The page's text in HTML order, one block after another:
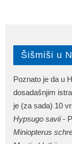
Šišmiši u
Poznato je da u
dosadašnjim
je (za sada) 10
Hypsugo savii-
Miniopterus